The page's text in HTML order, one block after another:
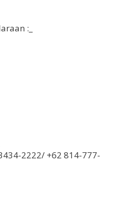
:_
2222/ +62 814-777-